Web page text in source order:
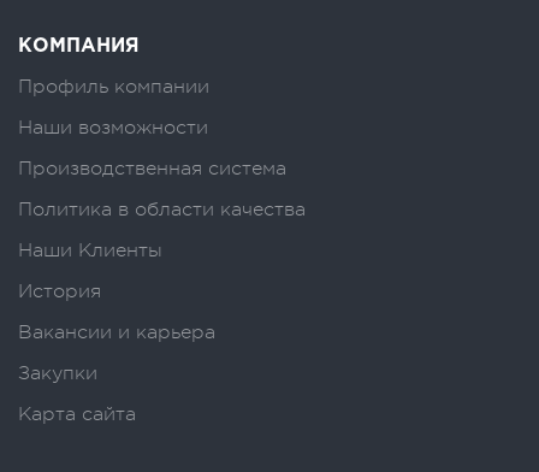
КОМПАНИЯ
Профиль компании
Наши возможности
Производственная система
Политика в области качества
Наши Клиенты
История
Вакансии и карьера
Закупки
Карта сайта